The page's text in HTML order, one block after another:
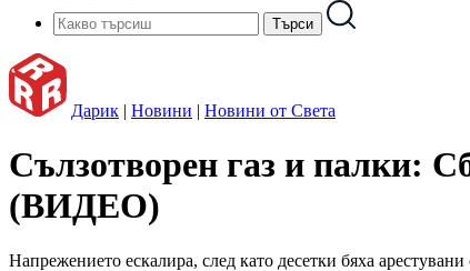
Дарик | Новини | Новини от Света
Сълзотворен газ и палки:
(ВИДЕО)
Напрежението ескалира, след като десетки бяха